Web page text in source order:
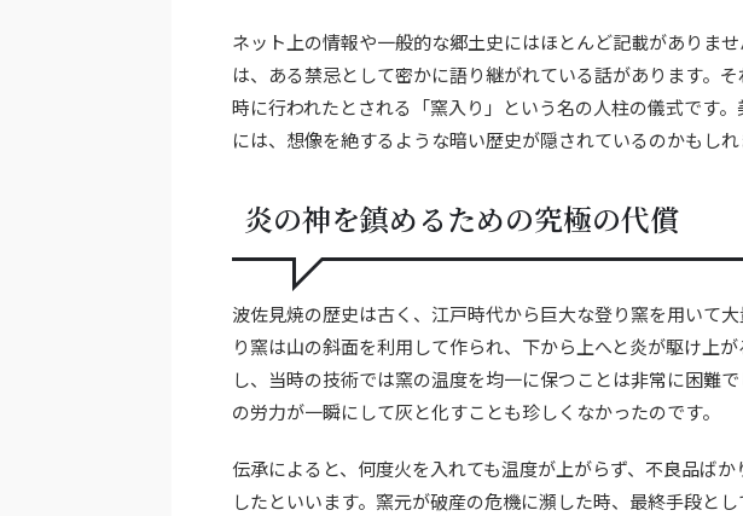
ネット上の情報や一般的な郷土史にはほとんど記載がありま
は、ある禁忌として密かに語り継がれている話があります。
時に行われたとされる「窯入り」という名の人柱の儀式です
には、想像を絶するような暗い歴史が隠されているのかもしれ
炎の神を鎮めるための究極の代償
波佐見焼の歴史は古く、江戸時代から巨大な登り窯を用いて
り窯は山の斜面を利用して作られ、下から上へと炎が駆け上
し、当時の技術では窯の温度を均一に保つことは非常に困難
の労力が一瞬にして灰と化すことも珍しくなかったのです。
伝承によると、何度火を入れても温度が上がらず、不良品ば
したといいます。窯元が破産の危機に瀕した時、最終手段と